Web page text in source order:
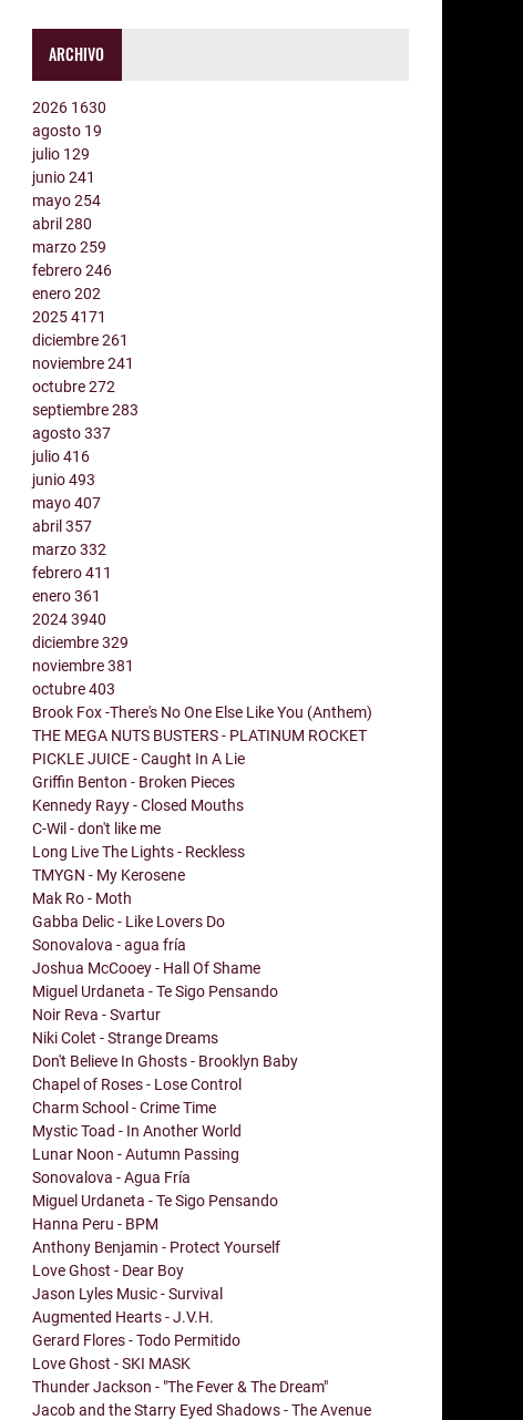
ARCHIVO
2026 1630
agosto 19
julio 129
junio241
mayo254
abril280
marzo259
febrero246
enero202
20254171
diciembre261
noviembre241
octubre272
septiembre283
agosto337
julio416
junio493
mayo407
abril357
marzo332
febrero411
enero361
20243940
diciembre329
noviembre381
octubre403
Brook Fox -There's No One Else Like You (Anthem)
THE MEGA NUTS BUSTERS - PLATINUM ROCKET
PICKLE JUICE - Caught In A Lie
Griffin Benton - Broken Pieces
Kennedy Rayy - Closed Mouths
C-Wil - don't like me
Long Live The Lights - Reckless
TMYGN - My Kerosene
Mak Ro - Moth
Gabba Delic - Like Lovers Do
Sonovalova - agua fría
Joshua McCooey - Hall Of Shame
Miguel Urdaneta - Te Sigo Pensando
Noir Reva - Svartur
Niki Colet - Strange Dreams
Don't Believe In Ghosts - Brooklyn Baby
Chapel of Roses - Lose Control
Charm School - Crime Time
Mystic Toad - In Another World
Lunar Noon - Autumn Passing
Sonovalova - Agua Fría
Miguel Urdaneta - Te Sigo Pensando
Hanna Peru - BPM
Anthony Benjamin - Protect Yourself
Love Ghost - Dear Boy
Jason Lyles Music - Survival
Augmented Hearts - J.V.H.
Gerard Flores - Todo Permitido
Love Ghost - SKI MASK
Thunder Jackson - "The Fever & The Dream"
Jacob and the Starry Eyed Shadows - The Avenue